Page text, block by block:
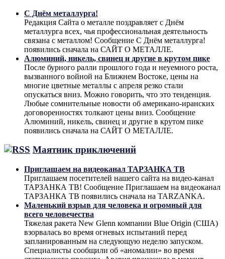
С Днём металлурга!
Редакция Сайта о металле поздравляет с Днём
металлурга всех, чья профессиональная деятельность
связана с металлом! Сообщение С Днём металлурга!
появились сначала на САЙТ О МЕТАЛЛЕ.
Алюминий, никель, свинец и другие в крутом пике
После бурного ралли прошлого года и неуемного роста,
вызванного войной на Ближнем Востоке, цены на
многие цветные металлы с апреля резко стали
опускаться вниз. Можно говорить, что это тенденция.
Любые сомнительные новости об американо-иранских
договоренностях толкают цены вниз. Сообщение
Алюминий, никель, свинец и другие в крутом пике
появились сначала на САЙТ О МЕТАЛЛЕ.
Маятник приключений
Приглашаем на видеоканал ТАРЗАНКА ТВ
Приглашаем посетителей нашего сайта на видео-канал
ТАРЗАНКА ТВ! Сообщение Приглашаем на видеоканал
ТАРЗАНКА ТВ появились сначала на TARZANKA.
Маленький взрыв для человека и огромный для
всего человечества
Тяжелая ракета New Glenn компании Blue Origin (США)
взорвалась во время огневых испытаний перед
запланированным на следующую неделю запуском.
Специалисты сообщили об «аномалии» во время